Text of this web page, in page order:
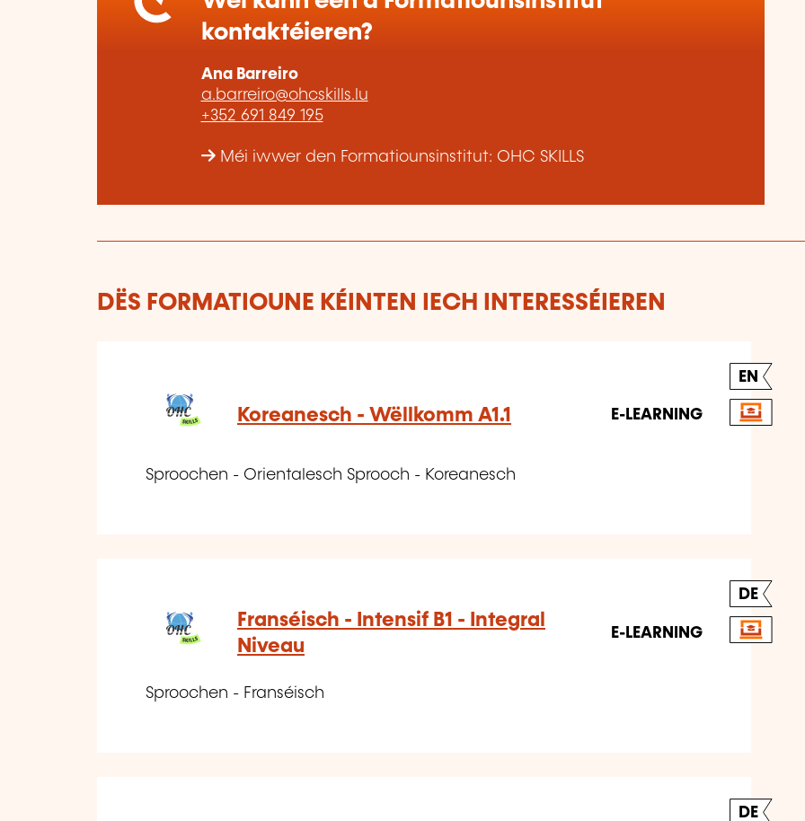
kontaktéieren?
Ana Barreiro
a.barreiro@ohcskills.lu
+352 691 849 195
Méi iwwer den Formatiounsinstitut: OHC SKILLS
DËS FORMATIOUNE KÉINTEN IECH INTERESSÉIEREN
EN
Koreanesch - Wëllkomm A1.1 E-LEARNING
Sproochen - Orientalesch Sprooch - Koreanesch
DE
Franséisch - Intensif B1 - Integral
Niveau
E-LEARNING
Sproochen - Franséisch
DE